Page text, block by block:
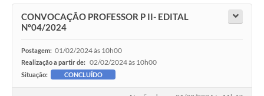
CONVOCAÇÃO PROFESSOR P II- EDITAL
Nº04/2024
Postagem: 01/02/2024 às 10h00
Realização a partir de: 02/02/2024 às 10h00
Situação: CONCLUÍDO